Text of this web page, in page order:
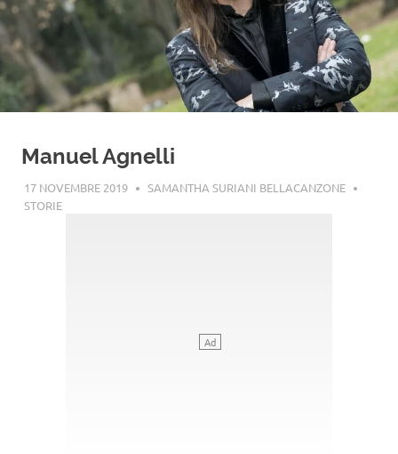
Manuel Agnelli
17 NOVEMBRE 2019
SAMANTHA SURIANI BELLACANZONE
STORIE